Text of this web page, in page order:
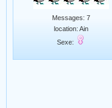
Messages: 7
location: Ain
Sexe: